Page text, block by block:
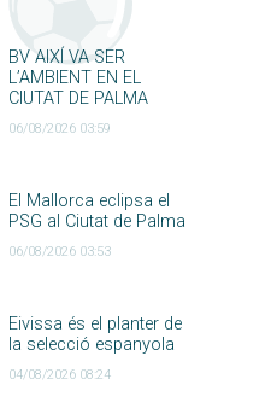
BV AIXÍ VA SER
L’AMBIENT EN EL
CIUTAT DE PALMA
06/08/2026 03:59
El Mallorca eclipsa el
PSG al Ciutat de Palma
06/08/2026 03:53
Eivissa és el planter de
la selecció espanyola
04/08/2026 08:24